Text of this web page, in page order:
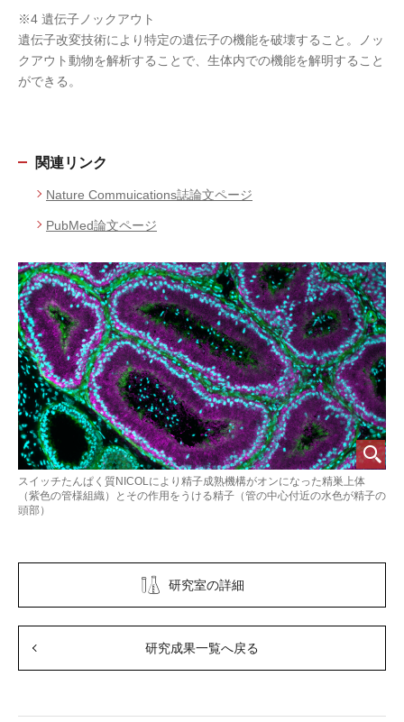
※4 遺伝子ノックアウト
遺伝子改変技術により特定の遺伝子の機能を破壊すること。ノッ
クアウト動物を解析することで、生体内での機能を解明すること
ができる。
関連リンク
Nature Commuications誌論文ページ
PubMed論文ページ
スイッチたんぱく質NICOLにより精子成熟機構がオンになった精巣上体
（紫色の管様組織）とその作用をうける精子（管の中心付近の水色が精子の
頭部）
研究室の詳細
研究成果一覧へ戻る